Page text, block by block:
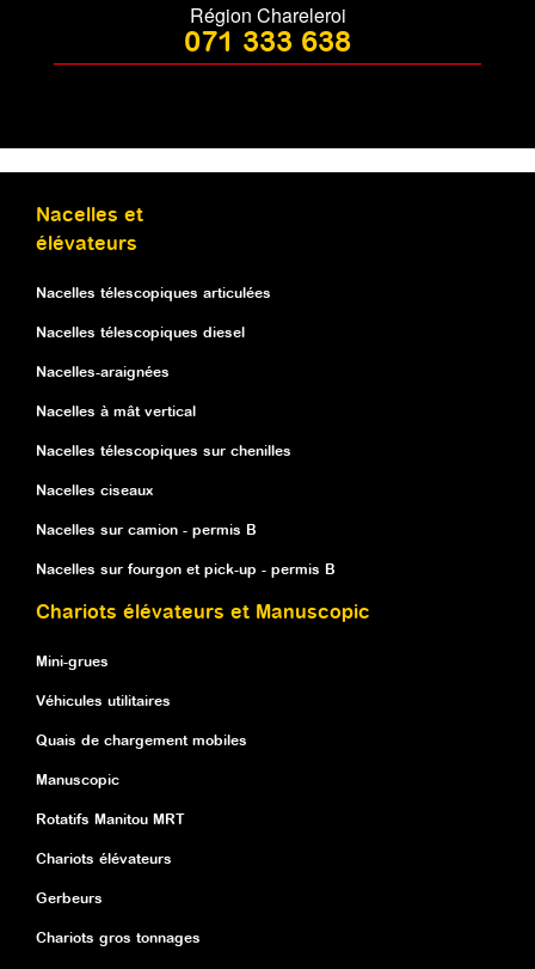
Région Chareleroi
071 333 638
Nacelles et
élévateurs
Nacelles télescopiques articulées
Nacelles télescopiques diesel
Nacelles-araignées
Nacelles à mât vertical
Nacelles télescopiques sur chenilles
Nacelles ciseaux
Nacelles sur camion - permis B
Nacelles sur fourgon et pick-up - permis B
Chariots élévateurs et Manuscopic
Mini-grues
Véhicules utilitaires
Quais de chargement mobiles
Manuscopic
Rotatifs Manitou MRT
Chariots élévateurs
Gerbeurs
Chariots gros tonnages